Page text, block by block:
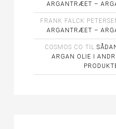
ARGANTRÆET –
FRANK FALCK
ARGANTRÆET –
COSMOS CO TIL
ARGAN OLIE I